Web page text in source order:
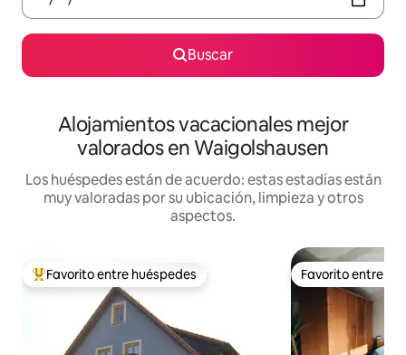
Buscar
Alojamientos vacacionales mejor
valorados en Waigolshausen
Los huéspedes están de acuerdo: estas estadías están
muy valoradas por su ubicación, limpieza y otros
aspectos.
Favorito entre huéspedes preferido
Favorito entre huéspedes Favorito entre
Favorito entre